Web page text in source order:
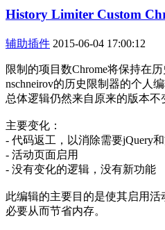
History Limiter Custom
辅助插件 2015-06-04 17:00:12
限制的项目数Chrome将保持在历
nschneirov的历史限制器的个人
总体逻辑仍然来自原来的版本不
主要变化：
- 代码返工，以消除需要jQuery
- 活动页面启用
- 没有变化的逻辑，没有新功能
此编辑的主要目的是使其启用
必要从而节省内存。